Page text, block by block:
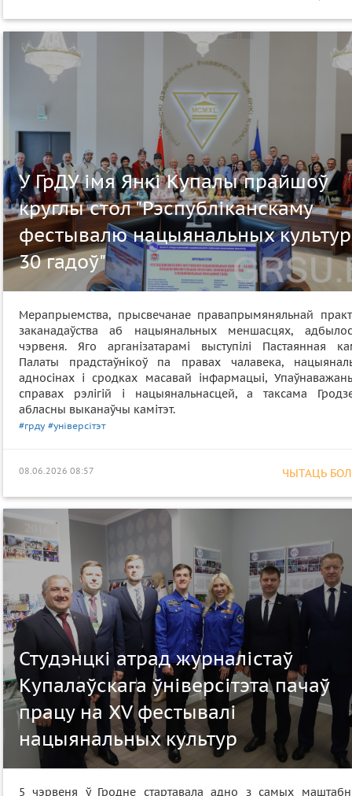
У ГрДУ імя Янкі Купалы прайшоў
круглы стол "Рэспубліканскаму
фестывалю нацыянальных
30 гадоў"
Мерапрыемства, прысвечанае правапрымяняльнай
заканадаўства аб нацыянальных меншасцях,
чэрвеня. Яго арганізатарамі выступілі Пастаянная
Палаты прадстаўнікоў па правах чалавека,
адносінах і сродках масавай інфармацыі,
справах рэлігій і нацыянальнасцей, а таксама
абласны выканаўчы камітэт.
#грду #універсітэт
ЧЫТАЦЬ
08.06.2026 08:57
Студэнцкі атрад журналістаў
Купалаўскага ўніверсітэта пачаў
працу на XV фестывалі
нацыянальных культур
5 чэрвеня ў Гродне стартавала адно з самых